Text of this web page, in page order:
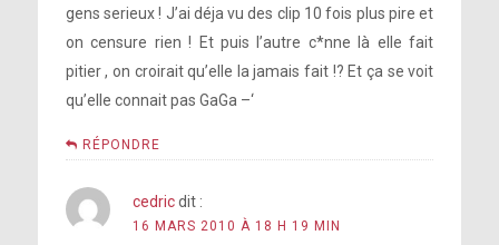
gens serieux ! J’ai déja vu des clip 10 fois plus pire et
on censure rien ! Et puis l’autre c*nne là elle fait
pitier , on croirait qu’elle la jamais fait !? Et ça se voit
qu’elle connait pas GaGa –‘
RÉPONDRE
cedric dit :
16 MARS 2010 À 18 H 19 MIN